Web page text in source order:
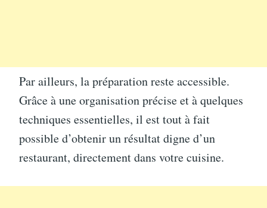
Par ailleurs, la préparation reste accessible.
Grâce à une organisation précise et à quelques
techniques essentielles, il est tout à fait
possible d’obtenir un résultat digne d’un
restaurant, directement dans votre cuisine.